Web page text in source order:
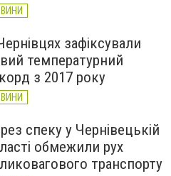
зафіксували
температурний
з 2017 року
спеку у Чернівецькій
обмежили рух
транспорту